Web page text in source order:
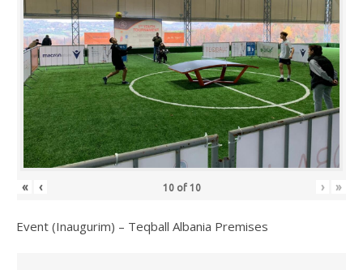
« ‹ 10of 10 › »
Event (Inaugurim) – Teqball Albania Premises